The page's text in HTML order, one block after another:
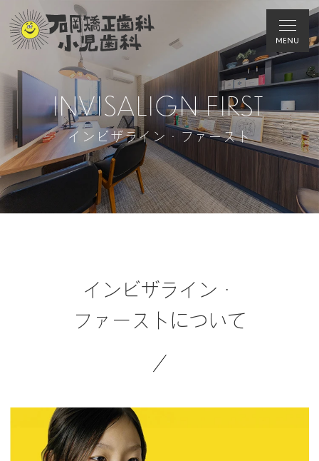
INVISALIGN FIRST
インビザライン・ファースト
インビザライン・
ファーストについて